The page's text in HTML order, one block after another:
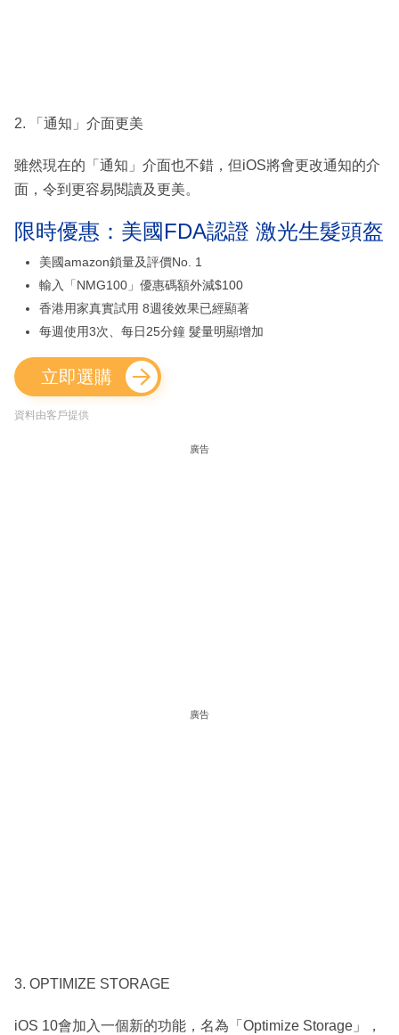
2. 「通知」介面更美
雖然現在的「通知」介面也不錯，但iOS將會更改通知的介
面，令到更容易閱讀及更美。
限時優惠：美國FDA認證 激光生髮頭盔
美國amazon鎖量及評價No. 1
輸入「NMG100」優惠碼額外減$100
香港用家真實試用 8週後效果已經顯著
每週使用3次、每日25分鐘 髮量明顯增加
立即選購
資料由客戶提供
廣告
廣告
3. OPTIMIZE STORAGE
iOS 10會加入一個新的功能，名為「Optimize Storage」，